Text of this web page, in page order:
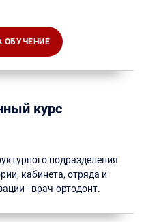
ОБУЧЕНИЕ
курс
подразделения
кабинета, отряда и
- врач-ортодонт.